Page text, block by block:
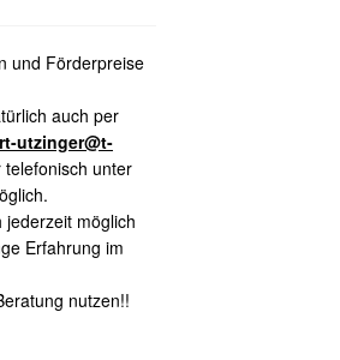
und Förderpreise
auch per
utzinger@t-
telefonisch unter
möglich
Erfahrung im
nutzen!!